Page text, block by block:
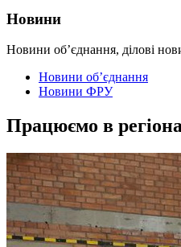
Новини
Новини об’єднання, ділові
Новини об’єднання
Новини ФРУ
Працюємо в